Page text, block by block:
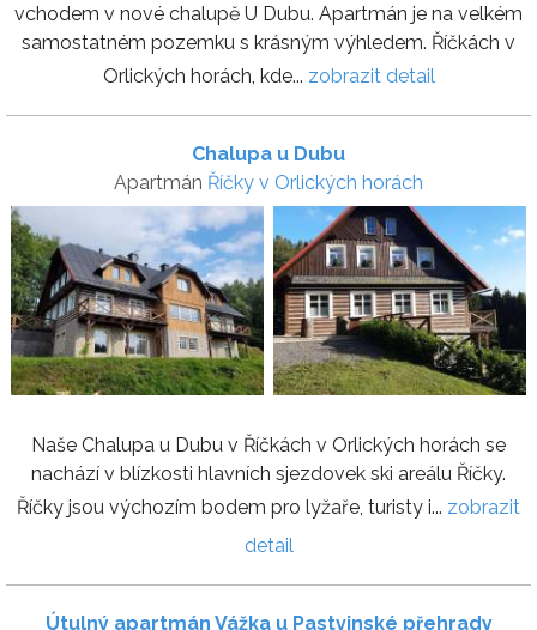
vchodem v nové chalupě U Dubu. Apartmán je na velkém
samostatném pozemku s krásným výhledem. Říčkách v
Orlických horách, kde... zobrazit detail
Chalupa u Dubu
Apartmán Říčky v Orlických horách
Naše Chalupa u Dubu v Říčkách v Orlických horách se
nachází v blízkosti hlavních sjezdovek ski areálu Říčky.
Říčky jsou výchozím bodem pro lyžaře, turisty i... zobrazit
detail
Útulný apartmán Vážka u Pastvinské přehrady